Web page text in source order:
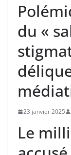
du «
23 janvier 2025
Le